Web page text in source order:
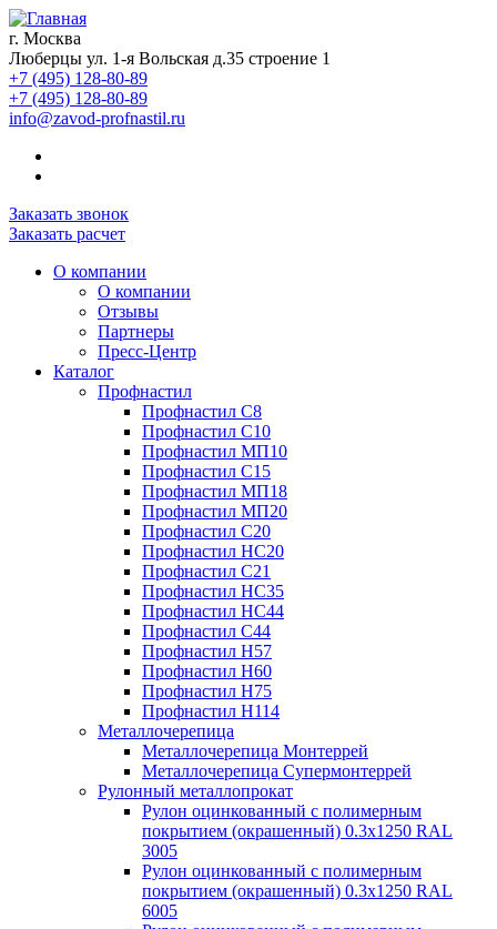
г. Москва
Люберцы ул. 1-я Вольская д.35 строение 1
+7 (495) 128-80-89
+7 (495) 128-80-89
info@zavod-profnastil.ru
Заказать звонок
Заказать расчет
О компании
О компании
Отзывы
Партнеры
Пресс-Центр
Каталог
Профнастил
Профнастил C8
Профнастил С10
Профнастил МП10
Профнастил С15
Профнастил МП18
Профнастил МП20
Профнастил С20
Профнастил НС20
Профнастил С21
Профнастил НС35
Профнастил НС44
Профнастил С44
Профнастил Н57
Профнастил Н60
Профнастил Н75
Профнастил Н114
Металлочерепица
Металлочерепица Монтеррей
Металлочерепица Супермонтеррей
Рулонный металлопрокат
Рулон оцинкованный с полимерным
покрытием (окрашенный) 0.3x1250 RAL
3005
Рулон оцинкованный с полимерным
покрытием (окрашенный) 0.3x1250 RAL
6005